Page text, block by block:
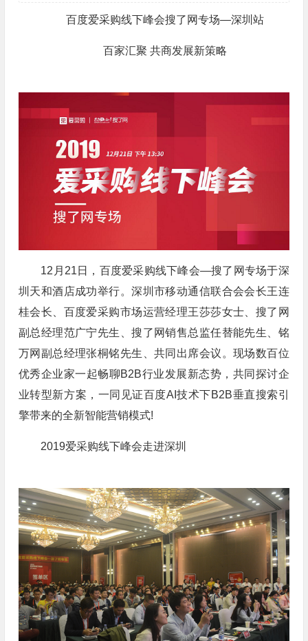
百度爱采购线下峰会搜了网专场—深圳站
百家汇聚 共商发展新策略
12月21日，百度爱采购线下峰会—搜了网专场于深
圳天和酒店成功举行。深圳市移动通信联合会会长王连
桂会长、百度爱采购市场运营经理王莎莎女士、搜了网
副总经理范广宁先生、搜了网销售总监任替能先生、铭
万网副总经理张桐铭先生、共同出席会议。现场数百位
优秀企业家一起畅聊B2B行业发展新态势，共同探讨企
业转型新方案，一同见证百度AI技术下B2B垂直搜索引
擎带来的全新智能营销模式!
2019爱采购线下峰会走进深圳